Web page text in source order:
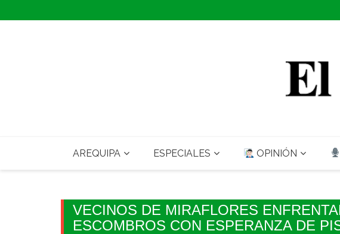
to
AREQUIPA ESPECIALES OPINIÓN
VECINOS DE MIRAFLORES
ESCOMBROS CON ESPERANZA DE